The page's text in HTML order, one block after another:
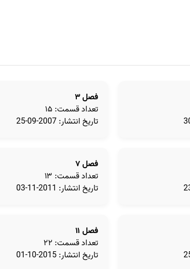
فصل ۳
تعداد قسمت: ۱۵
تاریخ انتشار: 2007-09-25
فصل ۷
تعداد قسمت: ۱۳
تاریخ انتشار: 2011-11-03
فصل ۱۱
تعداد قسمت: ۲۲
تاریخ انتشار: 2015-10-01